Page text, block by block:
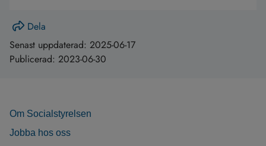
Dela
Senast uppdaterad: 2025-06-17
Publicerad: 2023-06-30
Om Socialstyrelsen
Jobba hos oss